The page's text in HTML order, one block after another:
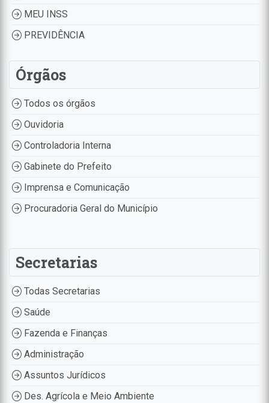
MEU INSS
PREVIDÊNCIA
Órgãos
Todos os órgãos
Ouvidoria
Controladoria Interna
Gabinete do Prefeito
Imprensa e Comunicação
Procuradoria Geral do Município
Secretarias
Todas Secretarias
Saúde
Fazenda e Finanças
Administração
Assuntos Jurídicos
Des. Agrícola e Meio Ambiente